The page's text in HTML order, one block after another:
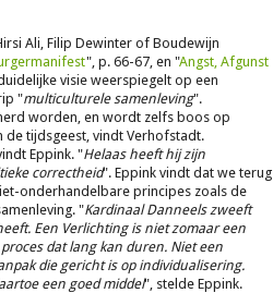
Ali, Filip Dewinter of Boudewijn
", p. 66-67, en "Angst, Afgunst
visie weerspiegelt op een
"multiculturele samenleving".
worden, en wordt zelfs boos op
de tijdsgeest, vindt Verhofstadt.
Eppink. "Helaas heeft hij zijn
correctheid". Eppink vindt dat we terug
onderhandelbare principes zoals de
"Kardinaal Danneels zweeft
Een Verlichting is niet zomaar een
dat lang kan duren. Niet een
die gericht is op individualisering.
een goed middel", stelde Eppink.